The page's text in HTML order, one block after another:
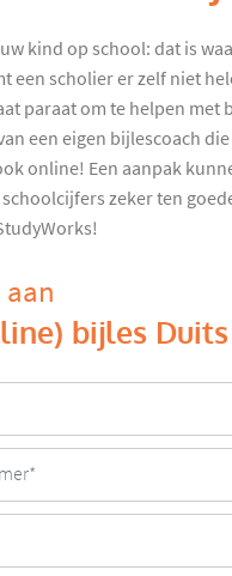
uw kind op school: dat is
een scholier er zelf niet
paraat om te helpen met
een eigen bijlescoach
online! Een aanpak
zeker ten
aan
bijles